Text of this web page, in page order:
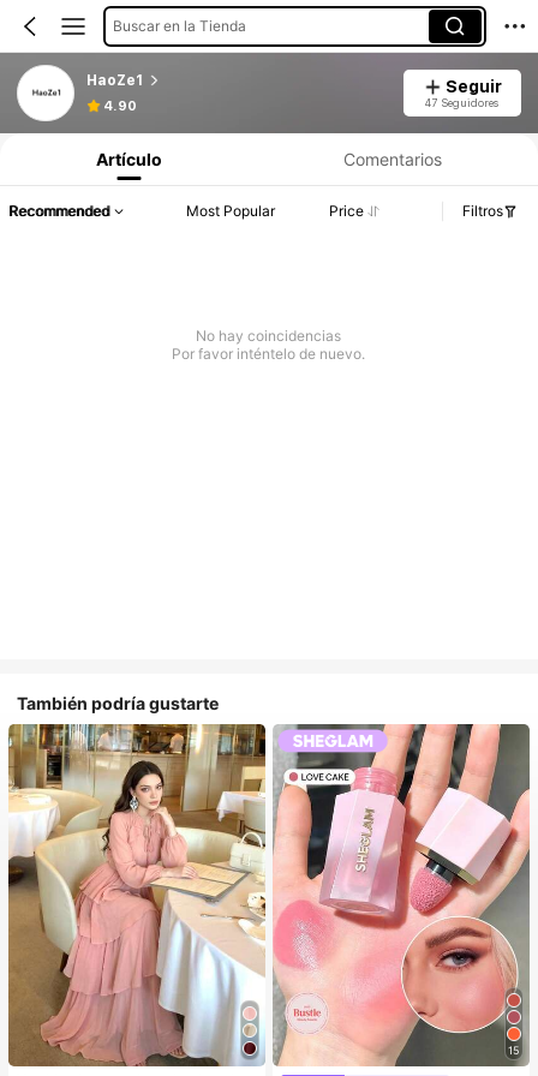
Buscar en la Tienda
HaoZe1
4.90
Seguir
47 Seguidores
Artículo Comentarios
Recommended Most Popular Price Filtros
No hay coincidencias
Por favor inténtelo de nuevo.
También podría gustarte
15